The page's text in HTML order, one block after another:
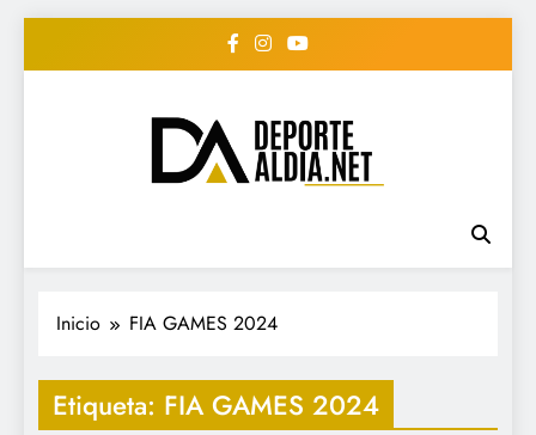
• DEPORTE AL DIA •
"Periodico Deportivo
Digital"
#deportealdiard #deportealdiaperiodico
Inicio FIA GAMES 2024
Etiqueta: FIA GAMES 2024